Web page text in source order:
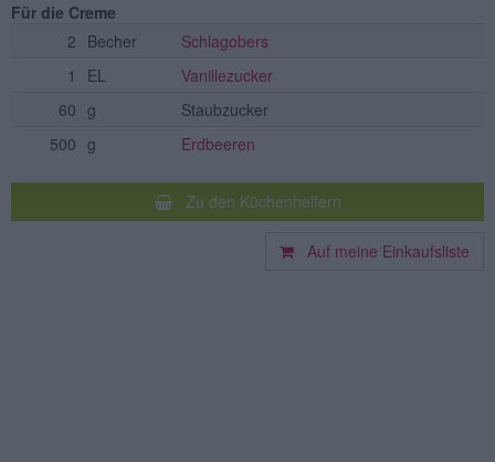
Für die Creme
2 Becher
Schlagobers
1
EL
Vanillezucker
60 g
Staubzucker
500 g Erdbeeren
Zu den Küchenhelfern
Auf meine Einkaufsliste